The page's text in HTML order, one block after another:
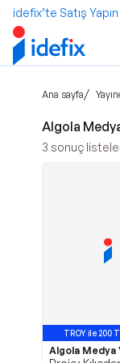
idefix’te Satış Yapın
Ana sayfa/
Algola
3 sonuç
TROY ile 200
Algola Medya